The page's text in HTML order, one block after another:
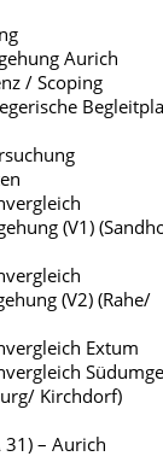
Aurich
/ Scoping
(V1)
(V2) (Rahe/
Extum
Kirchdorf)
31) – Aurich